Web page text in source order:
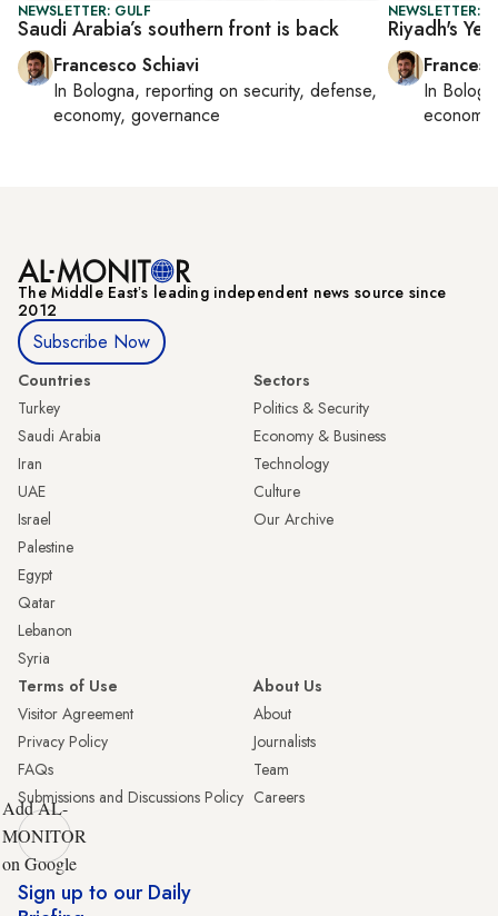
NEWSLETTER: GULF
Saudi Arabia’s southern front is back
Francesco Schiavi
In Bologna, reporting on security, defense,
economy, governance
NEWSLETTER:
Riyadh's
In
The Middle Eastʼs leading independent news source since
2012
Subscribe Now
Countries
Turkey
Saudi Arabia
Iran
UAE
Israel
Palestine
Egypt
Qatar
Lebanon
Syria
Sectors
Politics & Security
Economy & Business
Technology
Culture
Our Archive
Terms of Use
Visitor Agreement
Privacy Policy
FAQs
Submissions and Discussions Policy
About Us
About
Journalists
Team
Careers
Add AL-
MONITOR
on Google
Sign up to our Daily